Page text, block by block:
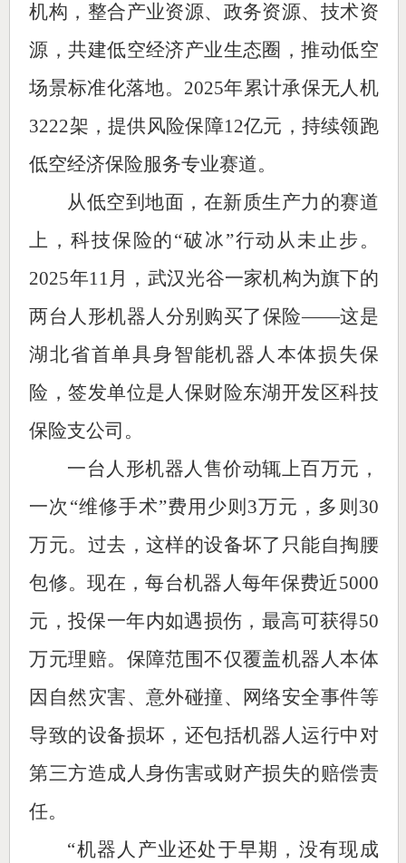
机构，整合产业资源、政务资源、技术资
源，共建低空经济产业生态圈，推动低空
场景标准化落地。2025年累计承保无人机
3222架，提供风险保障12亿元，持续领跑
低空经济保险服务专业赛道。
从低空到地面，在新质生产力的赛道
上，科技保险的“破冰”行动从未止步。
2025年11月，武汉光谷一家机构为旗下的
两台人形机器人分别购买了保险——这是
湖北省首单具身智能机器人本体损失保
险，签发单位是人保财险东湖开发区科技
保险支公司。
一台人形机器人售价动辄上百万元，
一次“维修手术”费用少则3万元，多则30
万元。过去，这样的设备坏了只能自掏腰
包修。现在，每台机器人每年保费近5000
元，投保一年内如遇损伤，最高可获得50
万元理赔。保障范围不仅覆盖机器人本体
因自然灾害、意外碰撞、网络安全事件等
导致的设备损坏，还包括机器人运行中对
第三方造成人身伤害或财产损失的赔偿责
任。
“机器人产业还处于早期，没有现成